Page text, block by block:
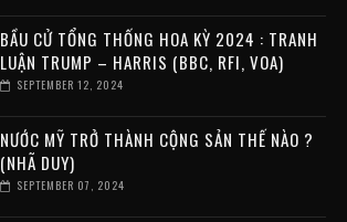
BẦU CỬ TỔNG THỐNG HOA KỲ 2024 : TRANH
LUẬN TRUMP – HARRIS (BBC, RFI, VOA)
SEPTEMBER 12, 2024
NƯỚC MỸ TRỞ THÀNH CỘNG SẢN THẾ NÀO ?
(NHÃ DUY)
SEPTEMBER 07, 2024